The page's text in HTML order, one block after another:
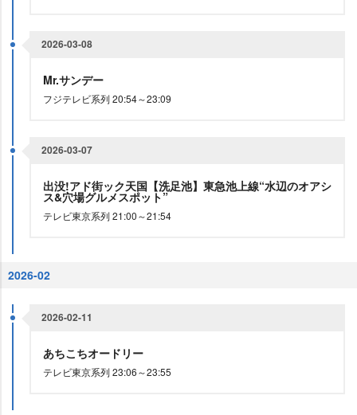
2026-03-08
Mr.サンデー
フジテレビ系列 20:54～23:09
2026-03-07
出没!アド街ック天国【洗足池】東急池上線“水辺のオアシ
ス&穴場グルメスポット”
テレビ東京系列 21:00～21:54
2026-02
2026-02-11
あちこちオードリー
テレビ東京系列 23:06～23:55